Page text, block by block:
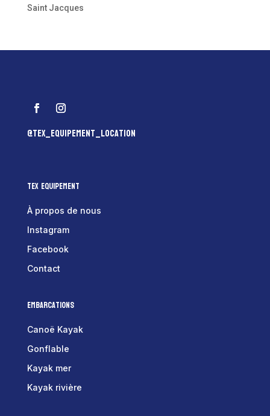
Saint Jacques
@tex_equipement_location
Tex Equipement
À propos de nous
Instagram
Facebook
Contact
Embarcations
Canoë Kayak
Gonflable
Kayak mer
Kayak rivière